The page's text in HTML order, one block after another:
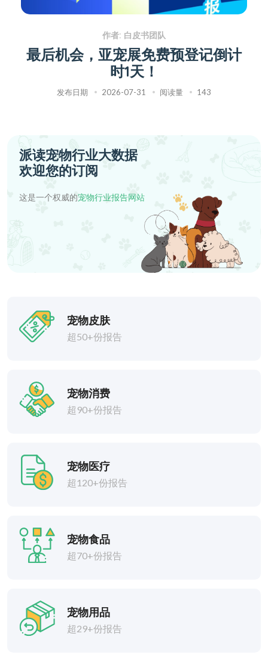
作者: 白皮书团队
最后机会，亚宠展免费预登记倒计
时1天！
发布日期 2026-07-31 阅读量 143
派读宠物行业大数据
欢迎您的订阅
这是一个权威的宠物行业报告网站
宠物皮肤
超50+份报告
宠物消费
超90+份报告
宠物医疗
超120+份报告
宠物食品
超70+份报告
宠物用品
超29+份报告